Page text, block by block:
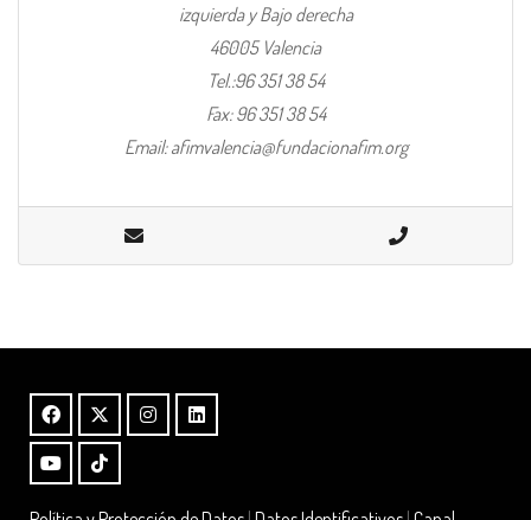
izquierda y Bajo derecha
46005 Valencia
Tel.:96 351 38 54
Fax: 96 351 38 54
Email: afimvalencia@fundacionafim.org